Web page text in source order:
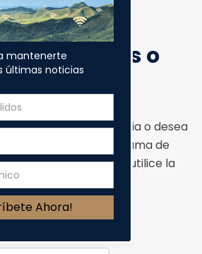
Preguntas o
pregunta, una sugerencia o desea
miembro del Programa de
Puerto Rico, por favor utilice la
a continuación.
mantenerte
últimas noticias